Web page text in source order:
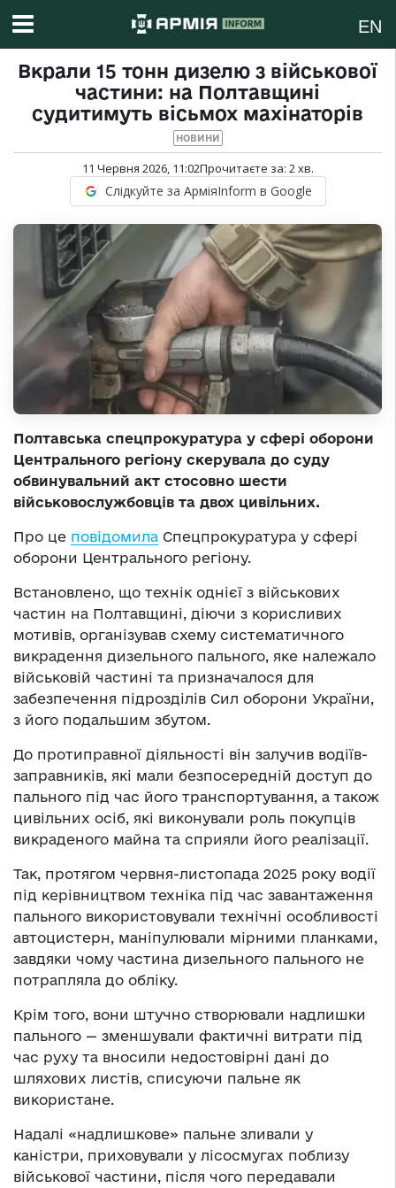
EN
Вкрали 15 тонн дизелю з військової
частини: на Полтавщині
судитимуть вісьмох махінаторів
НОВИНИ
11 Червня 2026, 11:02Прочитаєте за: 2хв.
Слідкуйте за АрміяInform в Google
Полтавська спецпрокуратура у сфері оборони
Центрального регіону скерувала до суду
обвинувальний акт стосовно шести
військовослужбовців та двох цивільних.
Про це повідомила Спецпрокуратура у сфері
оборони Центрального регіону.
Встановлено, що технік однієї з військових
частин на Полтавщині, діючи з корисливих
мотивів, організував схему систематичного
викрадення дизельного пального, яке належало
військовій частині та призначалося для
забезпечення підрозділів Сил оборони України,
з його подальшим збутом.
До протиправної діяльності він залучив водіїв-
заправників, які мали безпосередній доступ до
пального під час його транспортування, а також
цивільних осіб, які виконували роль покупців
викраденого майна та сприяли його реалізації.
Так, протягом червня-листопада 2025 року водії
під керівництвом техніка під час завантаження
пального використовували технічні особливості
автоцистерн, маніпулювали мірними планками,
завдяки чому частина дизельного пального не
потрапляла до обліку.
Крім того, вони штучно створювали надлишки
пального — зменшували фактичні витрати під
час руху та вносили недостовірні дані до
шляхових листів, списуючи пальне як
використане.
Надалі «надлишкове» пальне зливали у
каністри, приховували у лісосмугах поблизу
військової частини, після чого передавали